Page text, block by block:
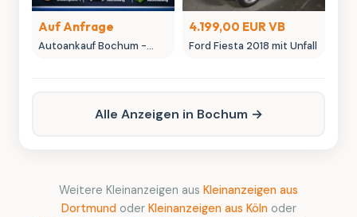
Auf Anfrage
Autoankauf Bochum -
4.199,00 EUR VB
Ford Fiesta 2018 mit Unfall
Alle Anzeigen in Bochum →
Weitere Kleinanzeigen aus Kleinanzeigen aus
Dortmund oder Kleinanzeigen aus Kölnoder